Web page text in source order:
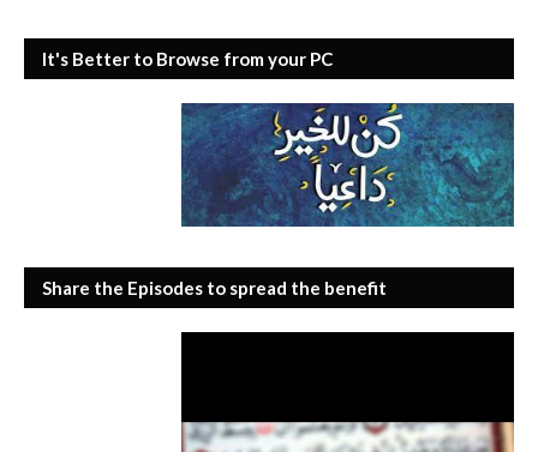
It's Better to Browse from your PC
Share the Episodes to spread the benefit